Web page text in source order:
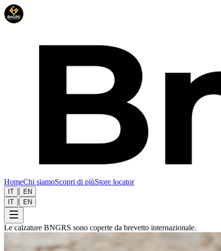
HomeChi siamoScopri di piùStore locator
IT |
EN
IT | EN
Le calzature BNGRS sono coperte da brevetto internazionale.